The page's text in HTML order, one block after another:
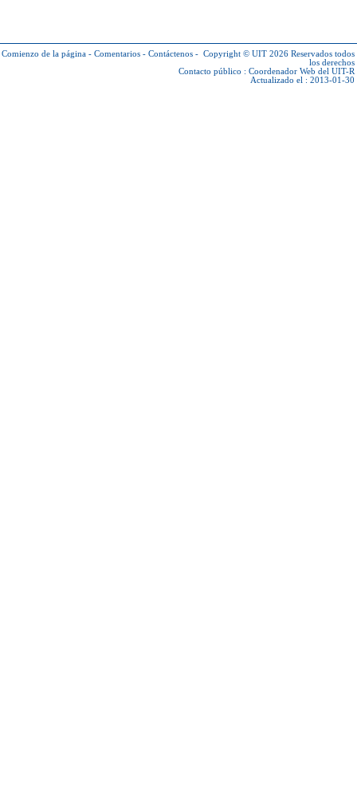
Comienzo de la página - Comentarios - Contáctenos - Copyright © UIT 2026 Reservados todos
los derechos
Contacto público : Coordenador Web del UIT-R
Actualizado el : 2013-01-30